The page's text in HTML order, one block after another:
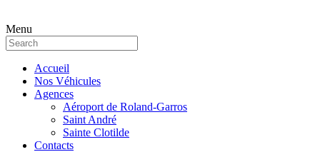
Menu
Accueil
Nos Véhicules
Agences
Aéroport de Roland-Garros
Saint André
Sainte Clotilde
Contacts